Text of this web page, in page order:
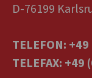
D-76199
TELEFON:
TELEFAX: